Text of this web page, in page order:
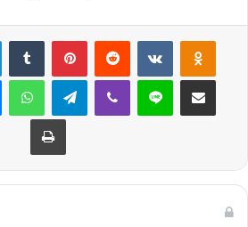
LinkedInTumblr PinterestReddit VKontakte
MessengerWhatsAppTelegramViber Line E-Posta ile
Yazdır